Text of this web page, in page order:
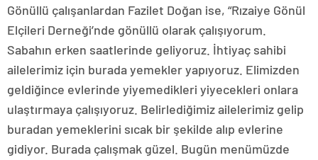
Gönüllü çalışanlardan Fazilet Doğan ise, “Rızaiye Gönül
Elçileri Derneği’nde gönüllü olarak çalışıyorum.
Sabahın erken saatlerinde geliyoruz. İhtiyaç sahibi
ailelerimiz için burada yemekler yapıyoruz. Elimizden
geldiğince evlerinde yiyemedikleri yiyecekleri onlara
ulaştırmaya çalışıyoruz. Belirlediğimiz ailelerimiz gelip
buradan yemeklerini sıcak bir şekilde alıp evlerine
gidiyor. Burada çalışmak güzel. Bugün menümüzde